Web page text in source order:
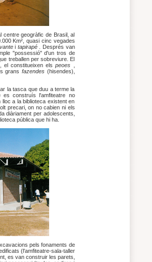
centre geogràfic de Brasil, al
Km², quasi cinc vegades
i tapirapé
. Després van
"possessió" d'un tros de
treballen per sobreviure. El
el constitueixen elspeoes
grans fazendes (hisendes),
la tasca que duu a terme la
es construís l'amfiteatre no
a la biblioteca existent en
precari, on no cabien ni els
diàriament per adolescents,
pública que hi ha.
pels fonaments de
(l'amfiteatre-sala-taller
es van construir les parets,